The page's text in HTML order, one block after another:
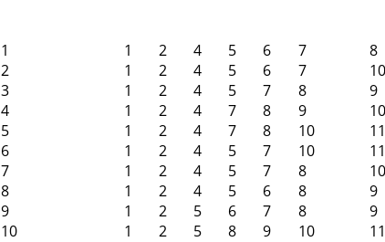
1
1 2 4 5 6 7 8
2
1 2 4 5 6 7 10
3
1 2 4 5 7 8 9
4
1 2 4 7 8 9 10
5
1 2 4 7 8 10 11
6
1 2 4 5 7 10 11
7
1 2 4 5 7 8 10
8
1 2 4 5 6 8 9
9
1 2 5 6 7 8 9
10
1 2 5 8 9 10 11